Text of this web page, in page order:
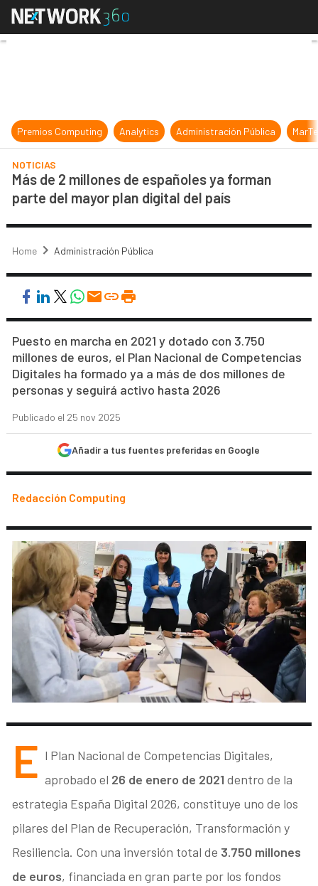
Más de 2 millones de españoles
Premios Computing Analytics Administración Pública
NOTICIAS
Más de 2 millones de españoles ya forman
parte del mayor plan digital del país
Home Administración Pública
Puesto en marcha en 2021 y dotado con 3.750
millones de euros, el Plan Nacional de Competencias
Digitales ha formado ya a más de dos millones de
personas y seguirá activo hasta 2026
Publicado el 25 nov 2025
Añadir a tus fuentes preferidas en Google
Redacción Computing
E l Plan Nacional de Competencias Digitales,
aprobado el 26 de enero de 2021 dentro de la
estrategia España Digital 2026, constituye uno de los
pilares del Plan de Recuperación, Transformación y
Resiliencia. Con una inversión total de 3.750 millones
de euros, financiada en gran parte por los fondos